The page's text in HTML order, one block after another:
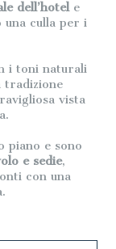
dell’hotele
una culla per i
i toni naturali
tradizione
vista
piano e sono
e sedie,
con una